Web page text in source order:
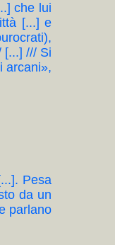
che lui
[...] e
[...] /// Si
arcani»,
Pesa
da un
parlano